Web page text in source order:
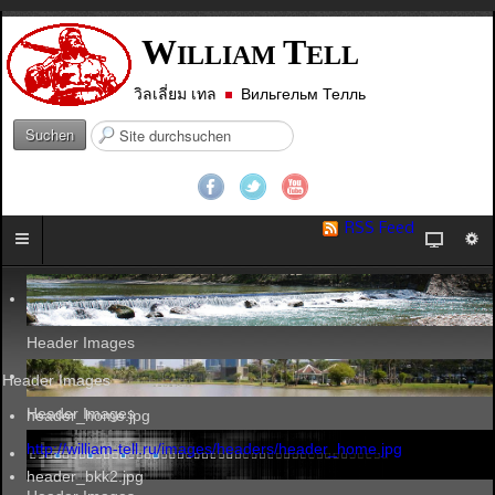
WILLIAM TELL
วิลเลี่ยม เทล Вильгельм Телль
Suchen
S
e
.
.
.
RSS Feed
Header Images
Header Images
Header Images
header_home.jpg
http://william-tell.ru/images/headers/header_home.jpg
header_bkk2.jpg